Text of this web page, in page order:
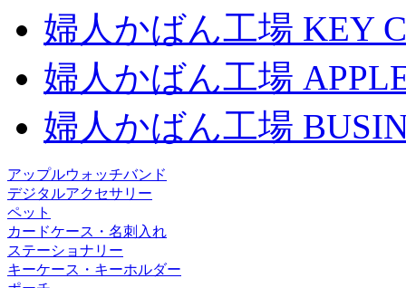
婦人かばん工場 KEY
婦人かばん工場
婦人かばん工場
アップルウォッチバンド
デジタルアクセサリー
ペット
カードケース・名刺入れ
ステーショナリー
キーケース・キーホルダー